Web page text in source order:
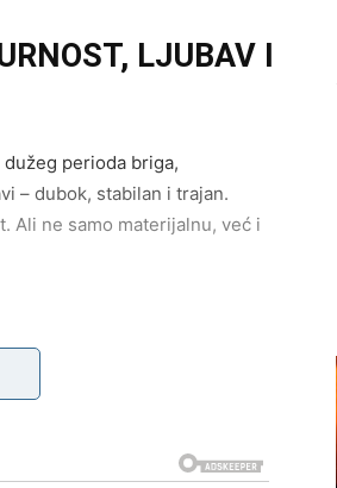
LJUBAV I
perioda briga,
– dubok, stabilan i trajan.
Ali ne samo materijalnu, već i
dobija novu dimenziju.
koje vam je dugo
leptiriće – ali ovog puta bez